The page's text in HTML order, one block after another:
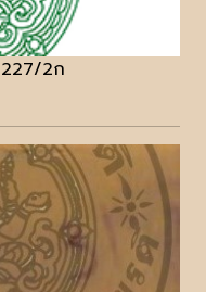
227/2ก